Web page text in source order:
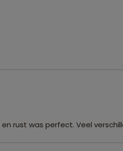
rust was perfect. Veel